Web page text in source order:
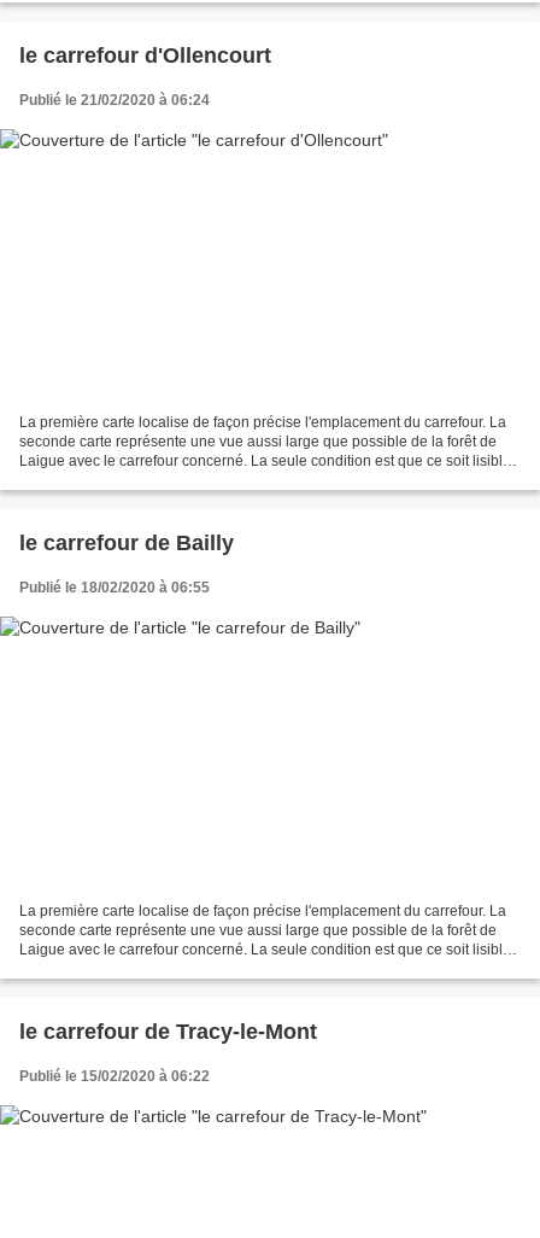
le carrefour d'Ollencourt
Publié le 21/02/2020 à 06:24
La première carte localise de façon précise l'emplacement du carrefour. La
seconde carte représente une vue aussi large que possible de la forêt de
Laigue avec le carrefour concerné. La seule condition est que ce soit lisible.
le carrefour de Bailly
Publié le 18/02/2020 à 06:55
La première carte localise de façon précise l'emplacement du carrefour. La
seconde carte représente une vue aussi large que possible de la forêt de
Laigue avec le carrefour concerné. La seule condition est que ce soit lisible.
le carrefour de Tracy-le-Mont
Publié le 15/02/2020 à 06:22